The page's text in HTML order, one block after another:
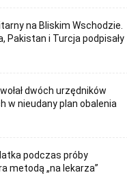
na Bliskim Wschodzie.
Pakistan i Turcja podpisały
dwóch urzędników
w nieudany plan obalenia
podczas próby
metodą „na lekarza”